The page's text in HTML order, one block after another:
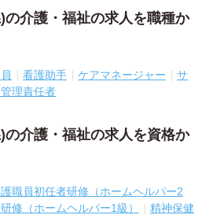
の介護・福祉の求人を職種か
看護助手 ケアマネージャー
サ
理責任者
の介護・福祉の求人を資格か
職員初任者研修（ホームヘルパー2
修（ホームヘルパー1級）
精神保健